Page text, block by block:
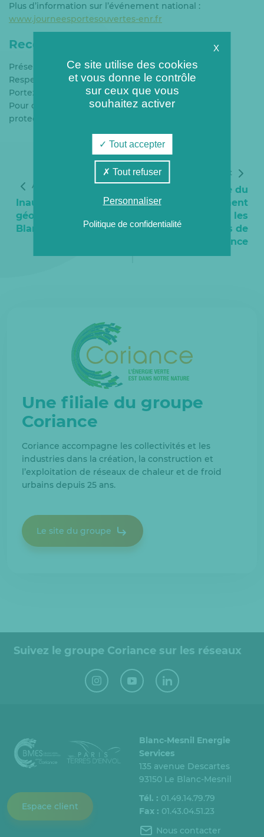
Plus d’information sur l’événement national :
www.journeesportesouvertes-enr.fr
Recommandations :
Présentez-vous à l’heure de la visite
Respectez les consignes de sécurité
Portez des chaussures fermées
Pour des raisons de sécurité, des équipements de
protection seront fournis sur place
Article précédent
Inauguration de la
géothermie du
Blanc-Mesnil
Article suivant
Semaine du
développement
durable dans les
installations de
Coriance
Une filiale du groupe
Coriance
Coriance accompagne les collectivités et les
industries dans la création, la construction et
l’exploitation de réseaux de chaleur et de froid
urbains depuis 25 ans.
Le site du groupe
Suivez le groupe Coriance sur les réseaux
Espace client
Blanc-Mesnil Energie
Services
135 avenue Descartes
93150 Le Blanc-Mesnil
Tél. : 01.49.14.79.79
Fax : 01.43.04.51.23
Nous contacter
X
Ce site utilise des cookies
et vous donne le contrôle
sur ceux que vous
souhaitez activer
Tout accepter
Tout refuser
Personnaliser
Politique de confidentialité